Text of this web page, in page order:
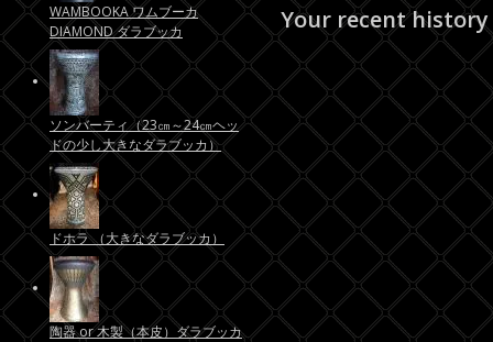
Your recent history
WAMBOOKA ワムブーカ
DIAMOND ダラブッカ
ソンバーティ（23㎝～24㎝ヘッ
ドの少し大きなダラブッカ）
ドホラ （大きなダラブッカ）
陶器 or 木製（本皮）ダラブッカ